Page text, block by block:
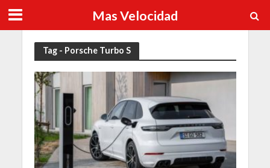
Mas Velocidad
Tag - Porsche Turbo S